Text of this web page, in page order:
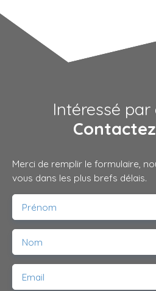
Intéressé par
Merci de remplir le formulaire,
vous dans les plus brefs délais.
Prénom
Nom
Email